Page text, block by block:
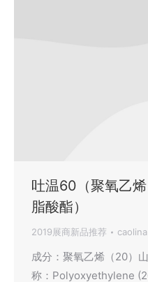
吐温60（聚氧乙
脂酸酯）
2019展商新品推荐 caolina
成分：聚氧乙烯（20）
称：Polyoxyethylene